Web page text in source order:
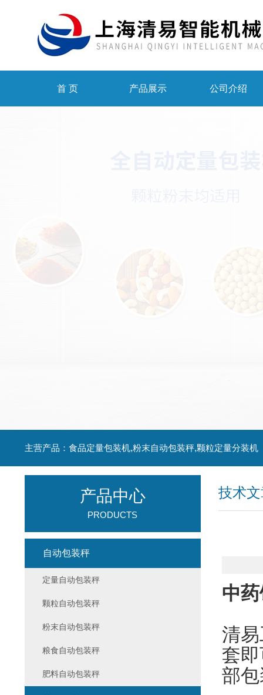
首 页 产品展示 公司介绍
主营产品：食品定量包装机,粉末自动包装秤,颗粒定量分装机
技术
中
清
套
部
产品中心
PRODUCTS
自动包装秤
定量自动包装秤
颗粒自动包装秤
粉末自动包装秤
粮食自动包装秤
肥料自动包装秤